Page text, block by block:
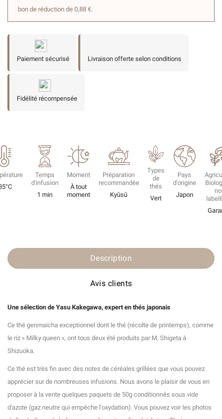
bon de réduction de 0,88 €.
Paiement sécurisé Livraison offerte selon conditions
Fidélité récompensée
Temps
d'infusion
1 min
Moment
À tout
moment
Préparation
recommandée
Kyûsû
Types
de
thés
Vert
Pays
d'origine
Japon
Description
Avis clients
Une sélection de Yasu Kakegawa, expert en thés japonais
Ce thé genmaicha exceptionnel dont le thé (récolte de printemps), comme
le riz « Milky queen », ont tous deux été produits par M. Shigeta à
Shizuoka.
Ce thé est très fin avec des notes de céréales grillées que vous pouvez
apprécier sur de nombreuses infusions. Nous avons le plaisir de vous en
proposer à la vente quelques paquets de 50g conditionnés sous vide
d'azote (gaz neutre qui empêche l'oxydation). Vous pouvez voir les photos